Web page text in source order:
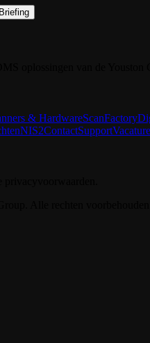
& HardwareScanFactory
NIS2ContactSupport